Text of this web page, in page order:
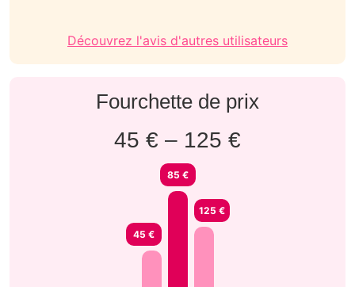
Découvrez l'avis d'autres utilisateurs
Fourchette de prix
45 € – 125 €
45 €
85 €
125 €